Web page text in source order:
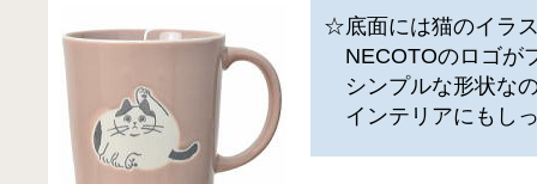
☆底面には猫のイラ
NECOTOのロゴが
シンプルな形状な
インテリアにもし